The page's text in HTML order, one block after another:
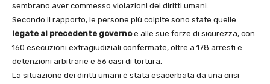
sembrano aver commesso violazioni dei diritti umani.
Secondo il rapporto, le persone più colpite sono state quelle
legate al precedente governoe alle sue forze di sicurezza, con
160 esecuzioni extragiudiziali confermate, oltre a 178 arresti e
detenzioni arbitrarie e 56 casi di tortura.
La situazione dei diritti umani è stata esacerbata da una crisi